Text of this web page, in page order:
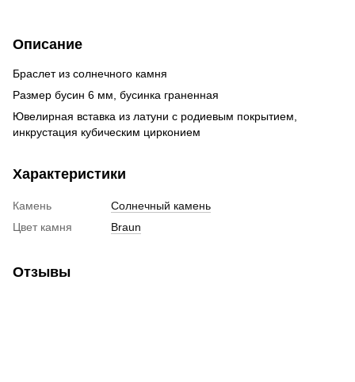
Описание
Браслет из солнечного камня
Размер бусин 6 мм, бусинка граненная
Ювелирная вставка из латуни с родиевым покрытием,
инкрустация кубическим цирконием
Характеристики
Камень
Солнечный камень
Цвет камня
Braun
Отзывы